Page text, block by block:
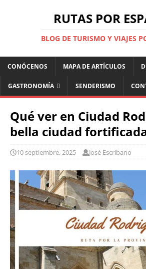
RUTAS POR
BLOG DE TURISMO Y VIAJES
CONÓCENOS MAPA DE ARTÍCULOS
GASTRONOMÍA SENDERISMO
Qué ver en Ciudad
bella ciudad
10 septiembre, 2025 José Escribano